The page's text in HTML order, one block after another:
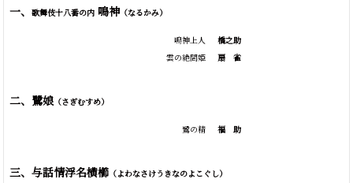
一、 歌舞伎十八番の内鳴神（なるかみ）
鳴神上人
雲の絶間姫
橋之助
扇 雀
二、鷺娘（さぎむすめ）
鷺の精 福 助
三、与話情浮名横櫛（よわなさけうきなのよこぐし）